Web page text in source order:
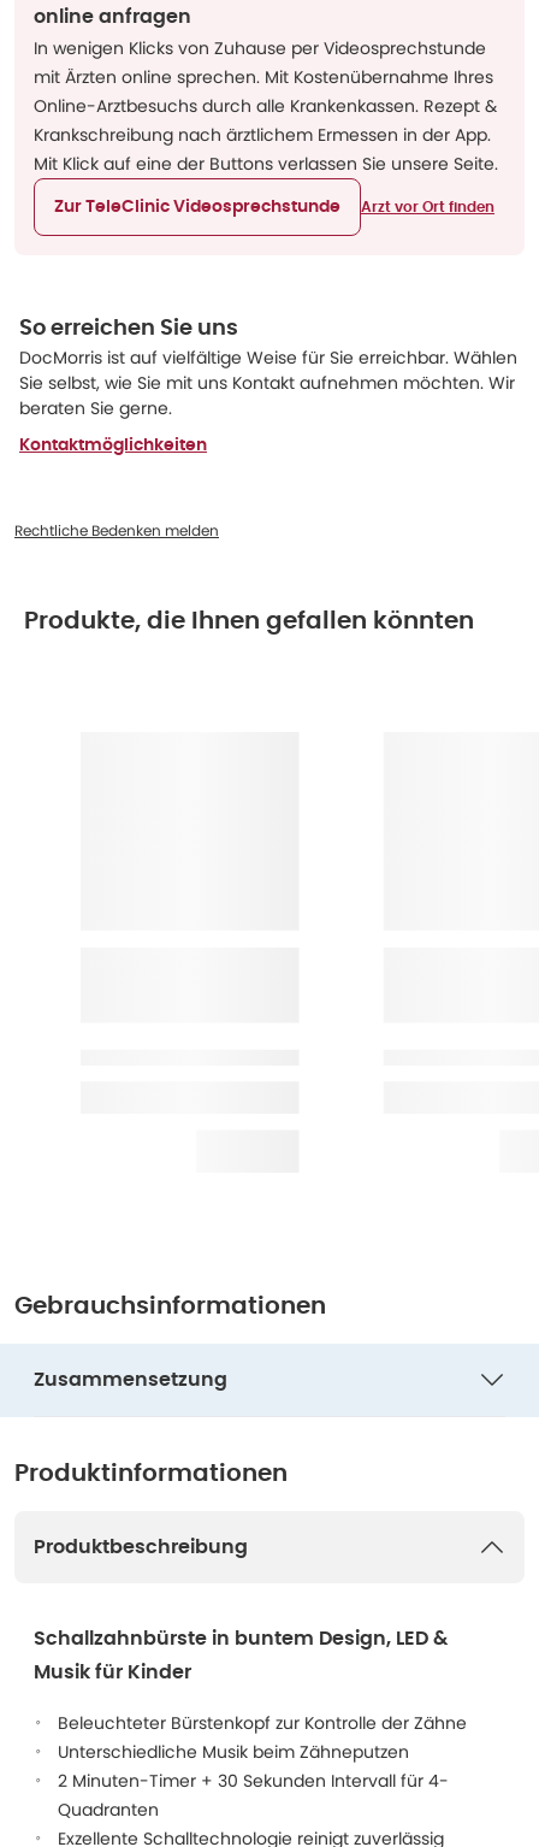
online anfragen
In wenigen Klicks von Zuhause per Videosprechstunde
mit Ärzten online sprechen. Mit Kostenübernahme Ihres
Online-Arztbesuchs durch alle Krankenkassen. Rezept &
Krankschreibung nach ärztlichem Ermessen in der App.
Mit Klick auf eine der Buttons verlassen Sie unsere Seite.
Zur TeleClinic Videosprechstunde Arzt vor Ort finden
So erreichen Sie uns
DocMorris ist auf vielfältige Weise für Sie erreichbar. Wählen
Sie selbst, wie Sie mit uns Kontakt aufnehmen möchten. Wir
beraten Sie gerne.
Kontaktmöglichkeiten
Rechtliche Bedenken melden
Produkte, die Ihnen gefallen könnten
Gebrauchsinformationen
Zusammensetzung
Produktinformationen
Produktbeschreibung
Schallzahnbürste in buntem Design, LED &
Musik für Kinder
Beleuchteter Bürstenkopf zur Kontrolle der Zähne
Unterschiedliche Musik beim Zähneputzen
2 Minuten-Timer + 30 Sekunden Intervall für 4-
Quadranten
Exzellente Schalltechnologie reinigt zuverlässig